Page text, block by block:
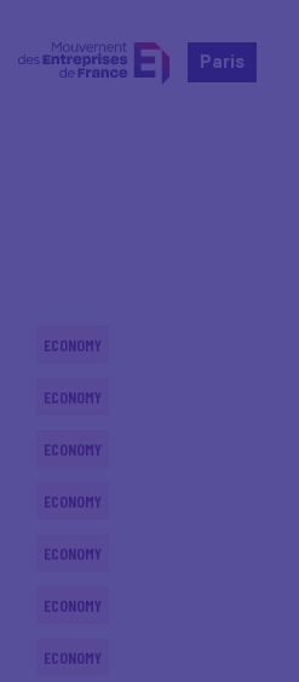
Paris
ECONOMY
ECONOMY
ECONOMY
ECONOMY
ECONOMY
ECONOMY
ECONOMY